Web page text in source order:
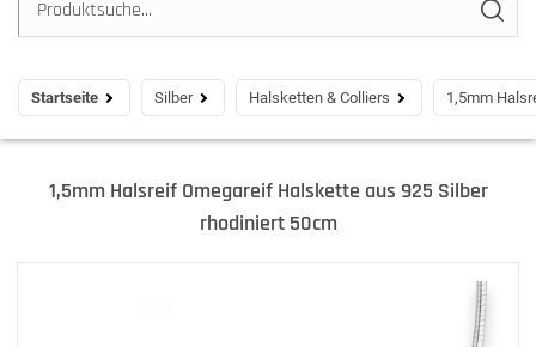
Startseite Silber Halsketten & Colliers 1,5mm
1,5mm Halsreif Omegareif Halskette aus 925 Silber
rhodiniert 50cm